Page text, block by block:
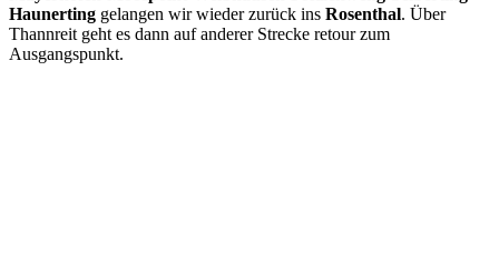
Haunerting gelangen wir wieder zurück ins Rosenthal. Über
Thannreit geht es dann auf anderer Strecke retour zum
Ausgangspunkt.